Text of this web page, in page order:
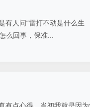
有人问“雷打不动是什么生
么回事，保准...
有点心得。当初我就是因